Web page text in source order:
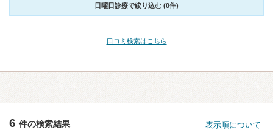
日曜日診療で絞り込む (0件)
口コミ検索はこちら
6 件の検索結果 表示順について